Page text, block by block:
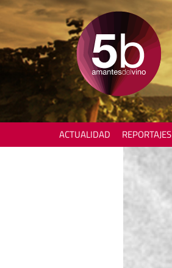
ACTUALIDAD REPORTAJES